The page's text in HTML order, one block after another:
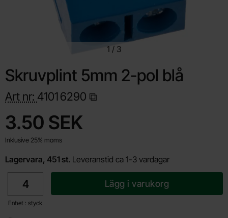
1 / 3
Skruvplint 5mm 2-pol blå
Art nr: 41016290
pris
3.50 SEK
Inklusive 25% moms
Lagervara, 451 st. Leveranstid ca 1-3 vardagar
Enhet : styck
Lägg i varukorg